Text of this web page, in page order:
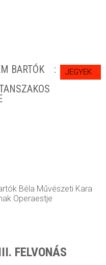
BARTÓK
Béla Művészeti Kara
Operaestje
FELVONÁS
JEGYEK